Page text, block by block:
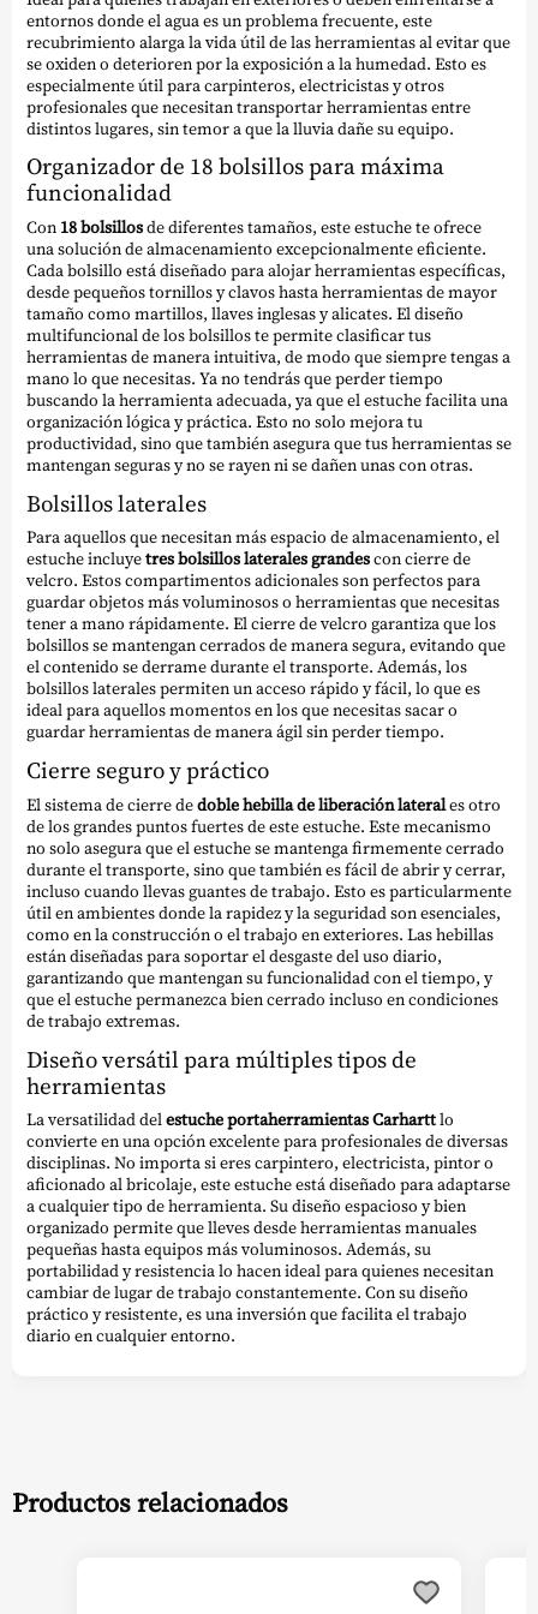
entornos donde el agua es un problema frecuente, este
recubrimiento alarga la vida útil de las herramientas al evitar que
se oxiden o deterioren por la exposición a la humedad. Esto es
especialmente útil para carpinteros, electricistas y otros
profesionales que necesitan transportar herramientas entre
distintos lugares, sin temor a que la lluvia dañe su equipo.
Organizador de 18 bolsillos para máxima
funcionalidad
Con 18 bolsillosde diferentes tamaños, este estuche te ofrece
una solución de almacenamiento excepcionalmente eficiente.
Cada bolsillo está diseñado para alojar herramientas específicas,
desde pequeños tornillos y clavos hasta herramientas de mayor
tamaño como martillos, llaves inglesas y alicates. El diseño
multifuncional de los bolsillos te permite clasificar tus
herramientas de manera intuitiva, de modo que siempre tengas a
mano lo que necesitas. Ya no tendrás que perder tiempo
buscando la herramienta adecuada, ya que el estuche facilita una
organización lógica y práctica. Esto no solo mejora tu
productividad, sino que también asegura que tus herramientas se
mantengan seguras y no se rayen ni se dañen unas con otras.
Bolsillos laterales
Para aquellos que necesitan más espacio de almacenamiento, el
estuche incluyetres bolsillos laterales grandescon cierre de
velcro. Estos compartimentos adicionales son perfectos para
guardar objetos más voluminosos o herramientas que necesitas
tener a mano rápidamente. El cierre de velcro garantiza que los
bolsillos se mantengan cerrados de manera segura, evitando que
el contenido se derrame durante el transporte. Además, los
bolsillos laterales permiten un acceso rápido y fácil, lo que es
ideal para aquellos momentos en los que necesitas sacar o
guardar herramientas de manera ágil sin perder tiempo.
Cierre seguro y práctico
El sistema de cierre dedoble hebilla de liberación laterales otro
de los grandes puntos fuertes de este estuche. Este mecanismo
no solo asegura que el estuche se mantenga firmemente cerrado
durante el transporte, sino que también es fácil de abrir y cerrar,
incluso cuando llevas guantes de trabajo. Esto es particularmente
útil en ambientes donde la rapidez y la seguridad son esenciales,
como en la construcción o el trabajo en exteriores. Las hebillas
están diseñadas para soportar el desgaste del uso diario,
garantizando que mantengan su funcionalidad con el tiempo, y
que el estuche permanezca bien cerrado incluso en condiciones
de trabajo extremas.
Diseño versátil para múltiples tipos de
herramientas
La versatilidad delestuche portaherramientas Carharttlo
convierte en una opción excelente para profesionales de diversas
disciplinas. No importa si eres carpintero, electricista, pintor o
aficionado al bricolaje, este estuche está diseñado para adaptarse
a cualquier tipo de herramienta. Su diseño espacioso y bien
organizado permite que lleves desde herramientas manuales
pequeñas hasta equipos más voluminosos. Además, su
portabilidad y resistencia lo hacen ideal para quienes necesitan
cambiar de lugar de trabajo constantemente. Con su diseño
práctico y resistente, es una inversión que facilita el trabajo
diario en cualquier entorno.
Productos relacionados